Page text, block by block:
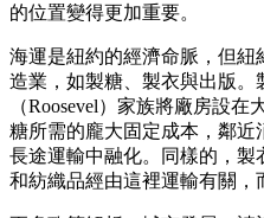
的位置變得更加重要。
海運是紐約的經濟命脈，但
造業，如製糖、製衣與出版。
（Roosevel）家族將廠房設
糖所需的龐大固定成本，鄰
長途運輸中融化。同樣的，
和紡織品經由這裡運輸有關，